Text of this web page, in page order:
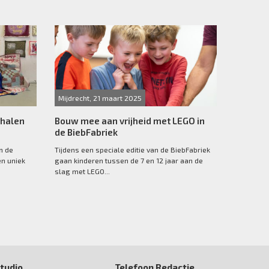
de
uniek
Mijdrecht, 21 maart 2025
Bouw mee aan vrijheid met LEGO in
de BiebFabriek
Tijdens een speciale editie van de BiebFabriek
gaan kinderen tussen de 7 en 12 jaar aan de
slag met LEGO...